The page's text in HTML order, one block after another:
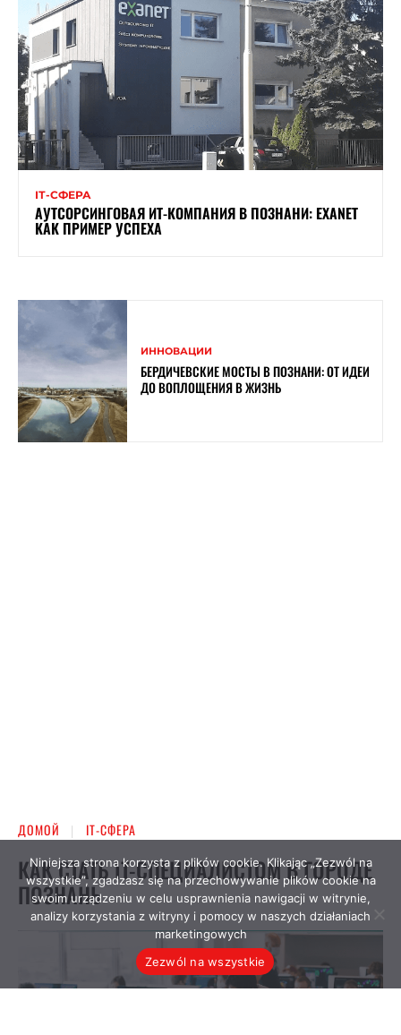
ІТ-СФЕРА
АУТСОРСИНГОВАЯ ИТ-КОМПАНИЯ В ПОЗНАНИ: EXANET
КАК ПРИМЕР УСПЕХА
ИННОВАЦИИ
БЕРДИЧЕВСКИЕ МОСТЫ В ПОЗНАНИ: ОТ ИДЕИ
ДО ВОПЛОЩЕНИЯ В ЖИЗНЬ
Niniejsza strona korzysta z plików cookie. Klikając „Zezwól na
wszystkie”, zgadzasz się na przechowywanie plików cookie na
swoim urządzeniu w celu usprawnienia nawigacji w witrynie,
analizy korzystania z witryny i pomocy w naszych działaniach
marketingowych
Zezwól na wszystkie